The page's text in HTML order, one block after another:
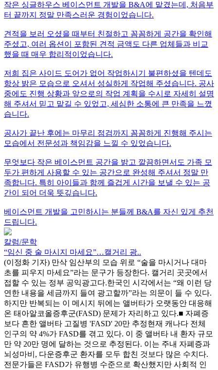
작은 싱글하우스 베이스먼트 개발을 B&A에 맡겼는데, 처음부
터 끝까지 정말 만족스러운 경험이었습니다.
견적을 보러 오셨을 때부터 친절하고 꼼꼼하게 공간을 확인해
주셨고, 여러 옵션이 포함된 견적 금액도 다른 업체들과 비교
했을 때 매우 합리적이었습니다.
저희 집은 사이드 도어가 없어 작업하시기 불편하셨을 텐데도
항상 밝은 모습으로 오셔서 성실하게 작업해 주셨습니다. 공사
중에도 진행 상황과 앞으로의 작업 계획을 수시로 자세히 설명
해 주셔서 믿고 맡길 수 있었고, 세심한 소통에 큰 만족을 느꼈
습니다.
공사가 끝난 후에는 마무리 점검까지 꼼꼼하게 진행해 주시는
모습에서 전문성과 책임감을 느낄 수 있었습니다.
무엇보다 작은 베이스먼트 공간을 밝고 깔끔하면서도 가족 모
두가 편하게 사용할 수 있는 공간으로 완성해 주셔서 정말 만
족합니다. 특히 아이들과 함께 즐겁게 시간을 보낼 수 있는 공
간이 되어 더욱 뜻깊습니다.
베이스먼트 개발을 고민하시는 분들께 B&A를 자신 있게 추천
드립니다.
칼럼/문학
“임신 중 술 마시지 마세요”…캘거리 광..
(이정화 기자) 만삭 임산부의 모습 위로 “술을 마시거나 대마
초를 피우지 마세요”라는 문구가 등장한다. 캘거리 곳곳에서
접할 수 있는 정부 공익광고다.한국인 시각에서는 “왜 이런 당
연한 내용을 세금까지 들여 광고할까”라는 의문이 들 수 있다.
하지만 반복되는 이 메시지 뒤에는 앨버타가 오랫동안 대응해
온 태아알코올증후군(FASD) 문제가 자리하고 있다.■ 자폐증
보다 흔한 앨버타 고질병 'FASD' 20만 추정현재 캐나다 전체
인구의 약 4%가 FASD를 겪고 있다. 이 중 앨버타 내 환자 규모
만 약 20만 명에 달하는 것으로 추정된다. 이는 주내 자폐증과
뇌성마비, 다운증후군 환자를 모두 합친 것보다 많은 수치다.
전문가들은 FASD가 유행병 수준으로 확산했지만 사회적 인